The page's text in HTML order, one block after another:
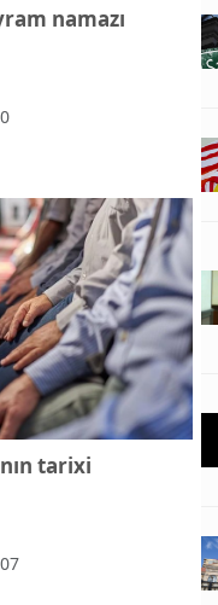
namazı
tarixi